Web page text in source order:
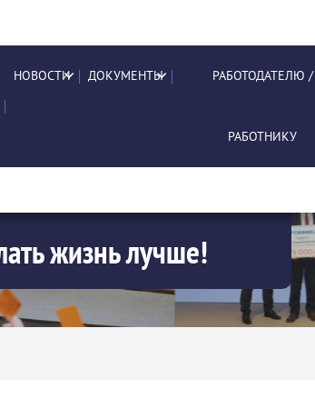
НОВОСТИ ДОКУМЕНТЫ РАБОТОДАТЕЛЮ /
РАБОТНИКУ
жизнь лучше!